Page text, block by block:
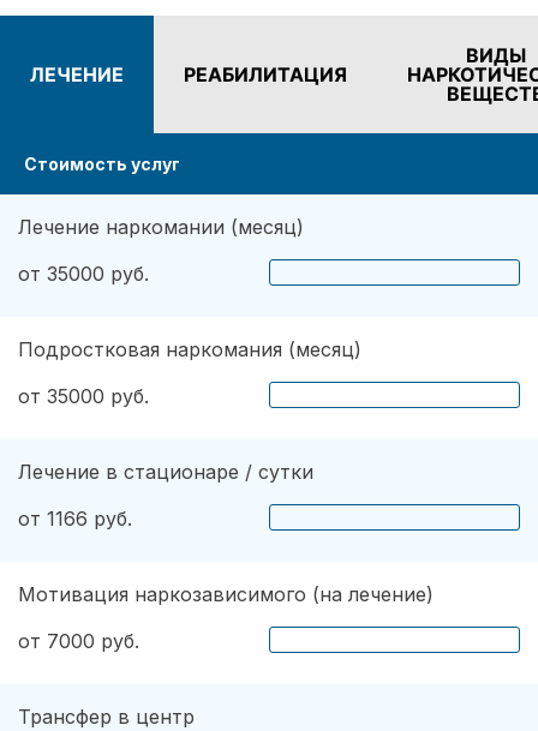
ЛЕЧЕНИЕ РЕАБИЛИТАЦИЯ
ВИДЫ
Стоимость услуг
Лечение наркомании (месяц)
от 35000 руб.
Подростковая наркомания (месяц)
от 35000 руб.
Лечение в стационаре / сутки
от 1166 руб.
Мотивация наркозависимого (на лечение)
от 7000 руб.
Трансфер в центр